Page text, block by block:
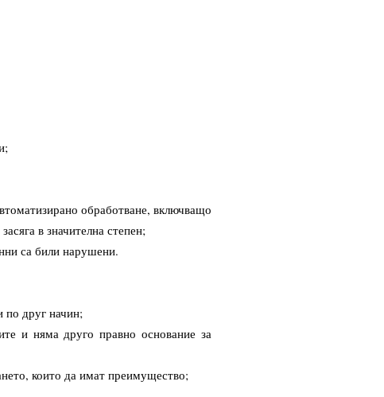
обработване, включващо
в значителна степен;
са били нарушени.
по друг начин;
и няма друго правно основание за
които да имат преимущество;